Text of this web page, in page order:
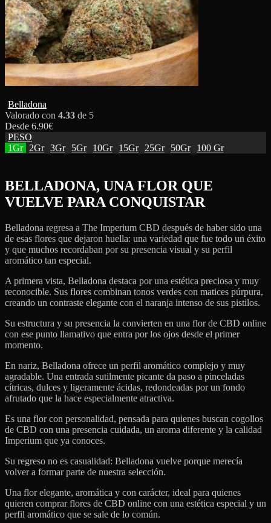
Belladona
Valorado con 4.33 de 5
Desde 6.90€
PESO
1Gr
2Gr 3Gr 5Gr 10Gr 15Gr 25Gr 50Gr 100 Gr
BELLADONA, UNA FLOR QUE
VUELVE PARA CONQUISTAR
Belladona regresa a The Imperium CBD después de haber sido una
de esas flores que dejaron huella: una variedad que fue todo un éxito
y que muchos recordaban por su presencia visual y su perfil
aromático tan especial.
A primera vista, Belladona destaca por una estética preciosa y muy
reconocible. Sus flores combinan tonos verdes con matices púrpura,
creando un contraste elegante con el naranja intenso de sus pistilos.
Su estructura y su presencia la convierten en una flor de CBD online
con ese punto llamativo que entra por los ojos desde el primer
momento.
En nariz, Belladona ofrece un perfil aromático complejo y muy
agradable. Una entrada sutilmente picante da paso a pinceladas
cítricas, dulces y ligeramente ácidas, redondeadas por un fondo
afrutado que la hace especialmente atractiva.
Es una flor con personalidad, pensada para quienes buscan cogollos
de CBD con una presencia cuidada, un aroma diferente y la calidad
Imperium que ya conoces.
Su regreso no es casualidad: Belladona vuelve porque merecía
volver a formar parte de nuestra selección.
Una flor elegante, aromática y con carácter, ideal para quienes
quieren comprar flores de CBD online con una estética especial y un
perfil aromático que se sale de lo común.